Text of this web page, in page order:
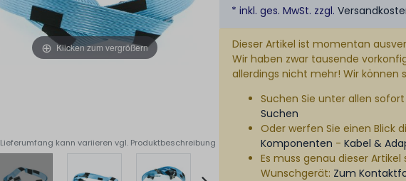
Klicken zum vergrößern
Lieferumfang kann variieren vgl. Produktbeschreibung
* inkl. ges. MwSt. zzgl.
Dieser Artikel ist momentan
Wir haben zwar tausende
allerdings nicht mehr! Wir können
Suchen Sie unter allen
Suchen
Oder werfen Sie einen Blick
Komponenten -Kabel &
Es muss genau dieser
Wunschgerät: Zum